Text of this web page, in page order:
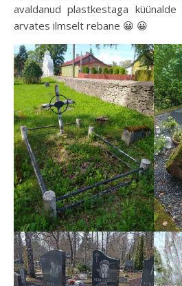
avaldanud plastkestaga
arvates ilmselt rebane 😀 😀